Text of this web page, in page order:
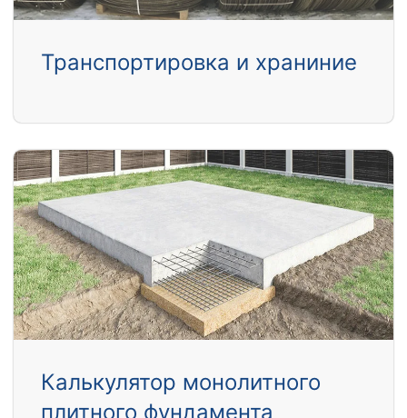
Транспортировка и храниние
Калькулятор монолитного
плитного фундамента